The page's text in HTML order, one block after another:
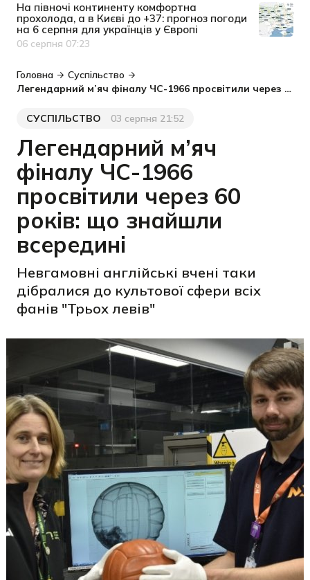
На півночі континенту комфортна
прохолода, а в Києві до +37: прогноз погоди
на 6 серпня для українців у Європі
Дата публікації
06 серпня 07:23
Головна
Суспільство
Легендарний м’яч фіналу ЧС-1966 просвітили через 60 років: що знайшли всередині
Категорія
СУСПІЛЬСТВО
Дата публікації03 серпня 21:52
Легендарний м’яч
фіналу ЧС-1966
просвітили через 60
років: що знайшли
всередині
Невгамовні англійські вчені таки
дібралися до культової сфери всіх
фанів "Трьох левів"